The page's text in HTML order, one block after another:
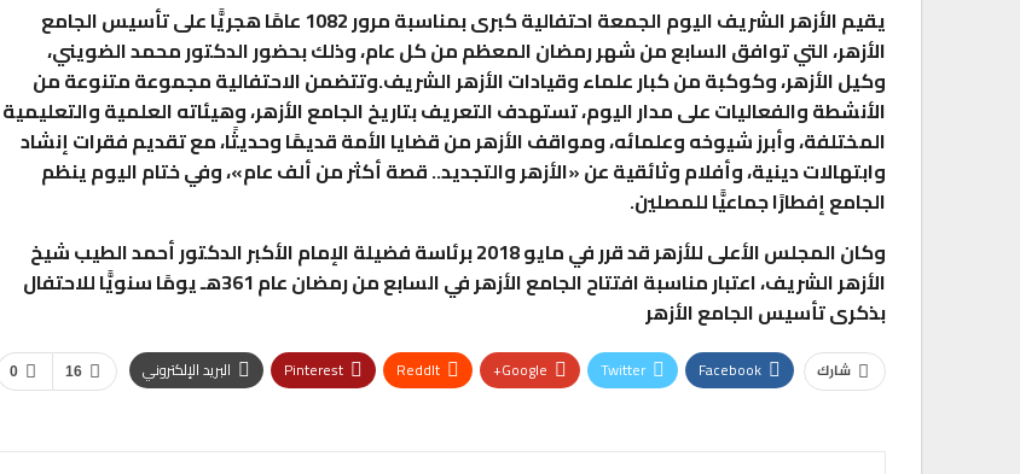
يقيم الأزهر الشريف اليوم الجمعة احتفالية كبرى بمناسبة مرور 1082 عامًا هجريًّا على تأسيس الجامع
الأزهر، التي توافق السابع من شهر رمضان المعظم من كل عام، وذلك بحضور الدكتور محمد الضويني،
وكيل الأزهر، وكوكبة من كبار علماء وقيادات الأزهر الشريف.وتتضمن الاحتفالية مجموعة متنوعة من
الأنشطة والفعاليات على مدار اليوم، تستهدف التعريف بتاريخ الجامع الأزهر، وهيئاته العلمية والتعليمية
المختلفة، وأبرز شيوخه وعلمائه، ومواقف الأزهر من قضايا الأمة قديمًا وحديثًا، مع تقديم فقرات إنشاد
وابتهالات دينية، وأفلام وثائقية عن «الأزهر والتجديد.. قصة أكثر من ألف عام»، وفي ختام اليوم ينظم
الجامع إفطارًا جماعيًّا للمصلين.
وكان المجلس الأعلى للأزهر قد قرر في مايو 2018 برئاسة فضيلة الإمام الأكبر الدكتور أحمد الطيب شيخ
الأزهر الشريف، اعتبار مناسبة افتتاح الجامع الأزهر في السابع من رمضان عام 361هـ يومًا سنويًّا للاحتفال
بذكرى تأسيس الجامع الأزهر
0 16 شارك Facebook
Twitter
Google+
ReddIt
Pinterest البريد الإلكتروني